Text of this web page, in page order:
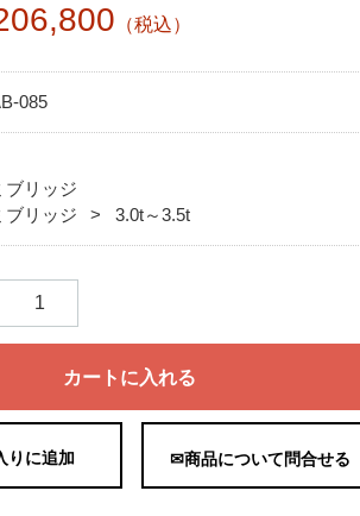
（税込）
085
ブリッジ
ブリッジ 3.0t～3.5t
カートに入れる
りに追加 ✉商品について問合せる